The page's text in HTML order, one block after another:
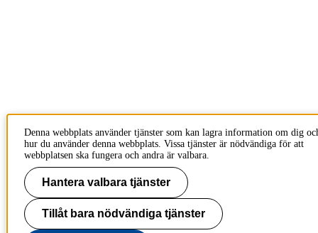
Denna webbplats använder tjänster som kan lagra information om dig
hur du använder denna webbplats. Vissa tjänster är nödvändiga för att
webbplatsen ska fungera och andra är valbara.
Hantera valbara tjänster
Tillåt bara nödvändiga tjänster